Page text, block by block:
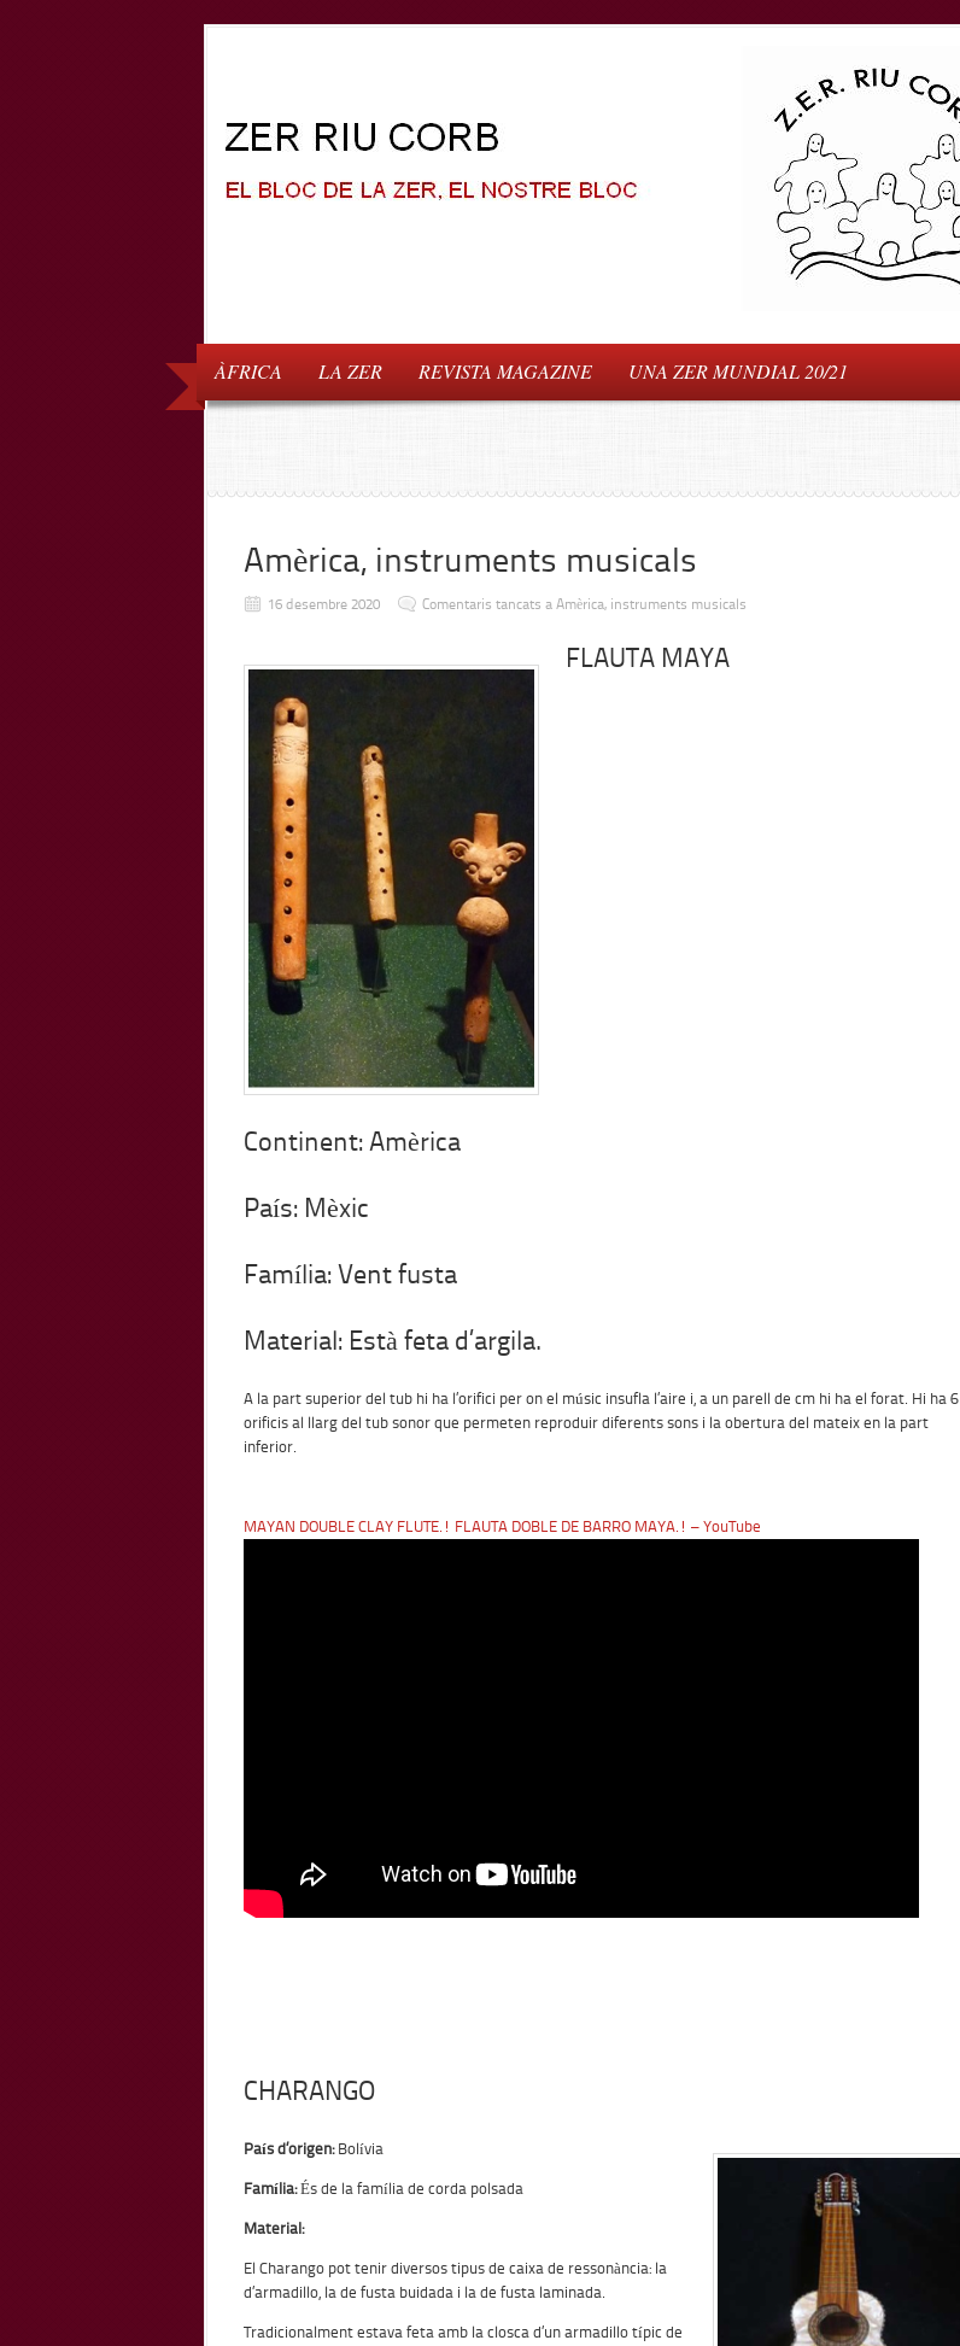
ÀFRICA LA ZER REVISTA MAGAZINE UNA ZER MUNDIAL 20/21
Amèrica, instruments musicals
16 desembre 2020 Comentaris tancats a Amèrica, instruments musicals
FLAUTA MAYA
Continent: Amèrica
País: Mèxic
Família: Vent fusta
Material: Està feta d’argila.
A la part superior del tub hi ha l’orifici per on el músic insufla l’aire i, a un parell de cm hi ha el forat. Hi ha 6
orificis al llarg del tub sonor que permeten reproduir diferents sons i la obertura del mateix en la part
inferior.
MAYAN DOUBLE CLAY FLUTE.! FLAUTA DOBLE DE BARRO MAYA.! – YouTube
CHARANGO
País d’origen:Bolívia
Família:És de la família de corda polsada
Material:
El Charango pot tenir diversos tipus de caixa de ressonància: la
d’armadillo, la de fusta buidada i la de fusta laminada.
Tradicionalment estava feta amb la closca d’un armadillo típic de